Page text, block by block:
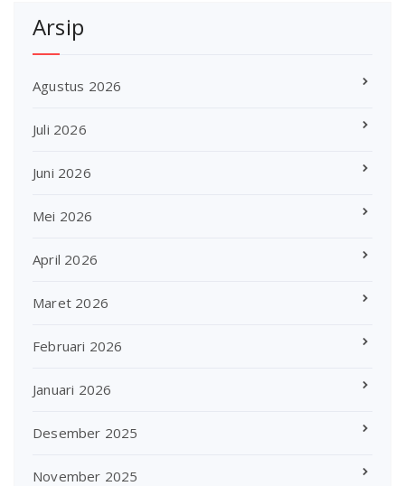
Arsip
Agustus 2026
Juli 2026
Juni 2026
Mei 2026
April 2026
Maret 2026
Februari 2026
Januari 2026
Desember 2025
November 2025